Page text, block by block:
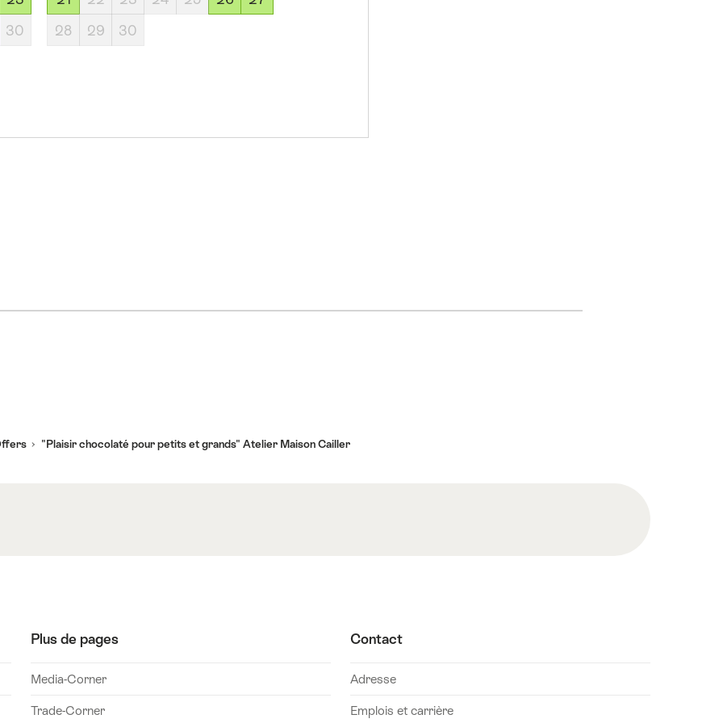
30
28
29 30
"Plaisir chocolaté pour petits et grands" Atelier Maison Cailler
Plus de pages
Media-Corner
Trade-Corner
Contact
Adresse
Emplois et carrière